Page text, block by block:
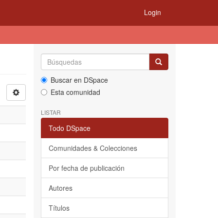
Login
Buscar en DSpace
Esta comunidad
LISTAR
Todo DSpace
Comunidades & Colecciones
Por fecha de publicación
Autores
Títulos